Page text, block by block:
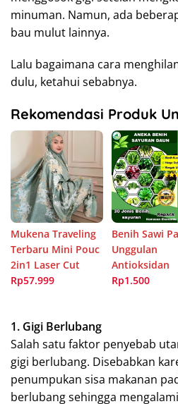
minuman. Namun, ada
bau mulut lainnya.
Lalu bagaimana cara
dulu, ketahui sebabnya.
Rekomendasi Produk
Mukena Traveling
Terbaru Mini Pouc
2in1 Laser Cut
Rp57.999
Benih Sawi
Unggulan
Antioksidan
Rp1.500
1. Gigi Berlubang
Salah satu faktor penyebab
gigi berlubang. Disebabkan
penumpukan sisa makanan
berlubang sehingga